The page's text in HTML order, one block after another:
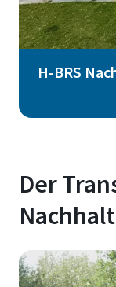
H-BRS
Der